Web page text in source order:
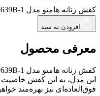
کفش زنانه هامتو مدل HUMTTO 350639B-1 عدد
افزودن به سبد
معرفی محصول
این مدل، به این کفش خاصیت
فوق‌العاده‌ای نیز بهره‌مند